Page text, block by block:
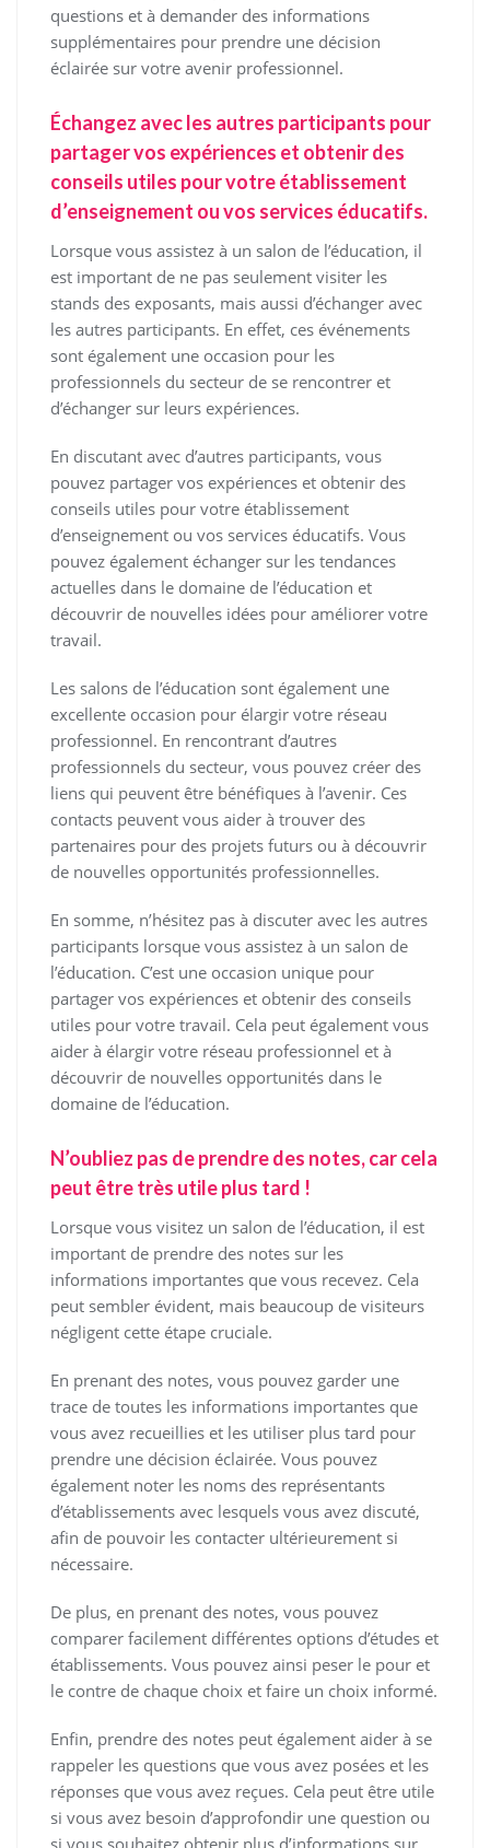
questions et à demander des informations
supplémentaires pour prendre une décision
éclairée sur votre avenir professionnel.
Échangez avec les autres participants pour
partager vos expériences et obtenir des
conseils utiles pour votre établissement
d’enseignement ou vos services éducatifs.
Lorsque vous assistez à un salon de l’éducation, il
est important de ne pas seulement visiter les
stands des exposants, mais aussi d’échanger avec
les autres participants. En effet, ces événements
sont également une occasion pour les
professionnels du secteur de se rencontrer et
d’échanger sur leurs expériences.
En discutant avec d’autres participants, vous
pouvez partager vos expériences et obtenir des
conseils utiles pour votre établissement
d’enseignement ou vos services éducatifs. Vous
pouvez également échanger sur les tendances
actuelles dans le domaine de l’éducation et
découvrir de nouvelles idées pour améliorer votre
travail.
Les salons de l’éducation sont également une
excellente occasion pour élargir votre réseau
professionnel. En rencontrant d’autres
professionnels du secteur, vous pouvez créer des
liens qui peuvent être bénéfiques à l’avenir. Ces
contacts peuvent vous aider à trouver des
partenaires pour des projets futurs ou à découvrir
de nouvelles opportunités professionnelles.
En somme, n’hésitez pas à discuter avec les autres
participants lorsque vous assistez à un salon de
l’éducation. C’est une occasion unique pour
partager vos expériences et obtenir des conseils
utiles pour votre travail. Cela peut également vous
aider à élargir votre réseau professionnel et à
découvrir de nouvelles opportunités dans le
domaine de l’éducation.
N’oubliez pas de prendre des notes, car cela
peut être très utile plus tard !
Lorsque vous visitez un salon de l’éducation, il est
important de prendre des notes sur les
informations importantes que vous recevez. Cela
peut sembler évident, mais beaucoup de visiteurs
négligent cette étape cruciale.
En prenant des notes, vous pouvez garder une
trace de toutes les informations importantes que
vous avez recueillies et les utiliser plus tard pour
prendre une décision éclairée. Vous pouvez
également noter les noms des représentants
d’établissements avec lesquels vous avez discuté,
afin de pouvoir les contacter ultérieurement si
nécessaire.
De plus, en prenant des notes, vous pouvez
comparer facilement différentes options d’études et
établissements. Vous pouvez ainsi peser le pour et
le contre de chaque choix et faire un choix informé.
Enfin, prendre des notes peut également aider à se
rappeler les questions que vous avez posées et les
réponses que vous avez reçues. Cela peut être utile
si vous avez besoin d’approfondir une question ou